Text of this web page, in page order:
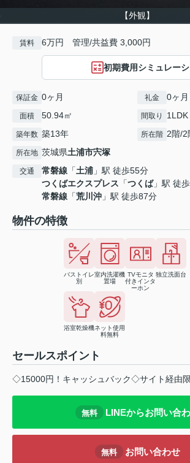
【外観】
賃料 6万円 管理/共益費 3,000円
初期費用シミュレー
保証金 0ヶ月 礼金 0ヶ月
面積 50.94㎡ 間取り 1LDK
築年数 築13年 所在階 2階/2
所在地 茨城県土浦市宍塚
交通 常磐線 「土浦 」駅 徒歩55分
つくばエクスプレス 「つくば」駅 徒
常磐線 「荒川沖 」駅 徒歩87分
物件の特徴
バストイレ
別
室内洗濯機
置場
TVモニタ
付きインタ
ーホン
独立洗面台
浴室乾燥機ネット使用
料無料
セールスポイント
◇15000円！キャッシュバック◇サイト経由
無料 LINEからお問い合
無料 お問い合わせ